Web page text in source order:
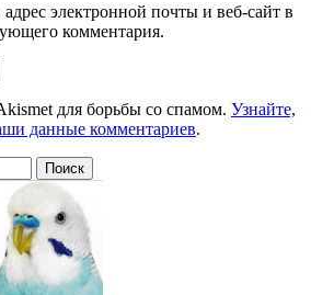
электронной почты и веб-сайт в
комментария.
для борьбы со спамом. Узнайте,
данные комментариев.